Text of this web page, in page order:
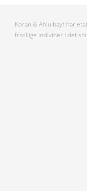
Koran & Ahlulbayt har
frivillige individer i det